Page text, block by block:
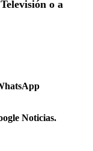
o a
Noticias.